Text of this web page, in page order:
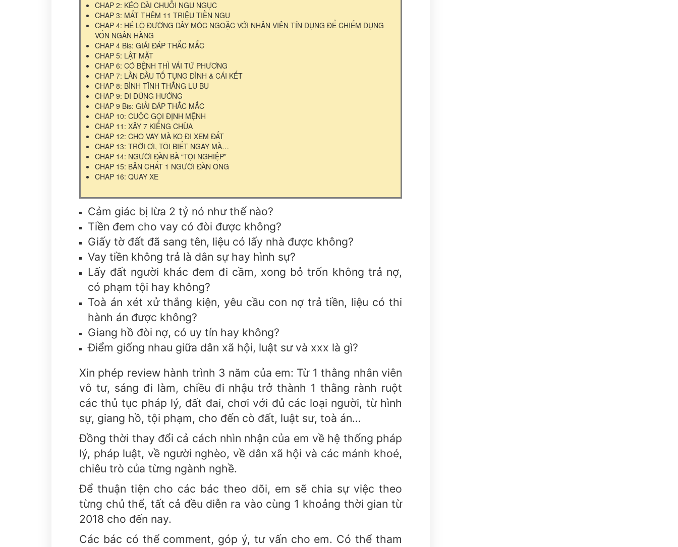
CHAP 2: KÉO DÀI CHUỖI NGU NGỤC
CHAP 3: MẤT THÊM 11 TRIỆU TIỀN NGU
CHAP 4: HÉ LỘ ĐƯỜNG DÂY MÓC NGOẶC VỚI NHÂN VIÊN TÍN DỤNG ĐỂ CHIẾM DỤNG
VỐN NGÂN HÀNG
CHAP 4 Bis: GIẢI ĐÁP THẮC MẮC
CHAP 5: LẬT MẶT
CHAP 6: CÓ BỆNH THÌ VÁI TỨ PHƯƠNG
CHAP 7: LẦN ĐẦU TỐ TỤNG ĐÌNH & CÁI KẾT
CHAP 8: BÌNH TĨNH THẮNG LU BU
CHAP 9: ĐI ĐÚNG HƯỚNG
CHAP 9 Bis: GIẢI ĐÁP THẮC MẮC
CHAP 10: CUỘC GỌI ĐỊNH MỆNH
CHAP 11: XÂY 7 KIỂNG CHÙA
CHAP 12: CHO VAY MÀ KO ĐI XEM ĐẤT
CHAP 13: TRỜI ƠI, TÔI BIẾT NGAY MÀ…
CHAP 14: NGƯỜI ĐÀN BÀ “TỘI NGHIỆP”
CHAP 15: BẢN CHẤT 1 NGƯỜI ĐÀN ÔNG
CHAP 16: QUAY XE
Cảm giác bị lừa 2 tỷ nó như thế nào?
Tiền đem cho vay có đòi được không?
Giấy tờ đất đã sang tên, liệu có lấy nhà được không?
Vay tiền không trả là dân sự hay hình sự?
Lấy đất người khác đem đi cầm, xong bỏ trốn không trả nợ,
có phạm tội hay không?
Toà án xét xử thắng kiện, yêu cầu con nợ trả tiền, liệu có thi
hành án được không?
Giang hồ đòi nợ, có uy tín hay không?
Điểm giống nhau giữa dân xã hội, luật sư và xxx là gì?
Xin phép review hành trình 3 năm của em: Từ 1 thằng nhân viên
vô tư, sáng đi làm, chiều đi nhậu trở thành 1 thằng rành ruột
các thủ tục pháp lý, đất đai, chơi với đủ các loại người, từ hình
sự, giang hồ, tội phạm, cho đến cò đất, luật sư, toà án…
Đồng thời thay đổi cả cách nhìn nhận của em về hệ thống pháp
lý, pháp luật, về người nghèo, về dân xã hội và các mánh khoé,
chiêu trò của từng ngành nghề.
Để thuận tiện cho các bác theo dõi, em sẽ chia sự việc theo
từng chủ thể, tất cả đều diễn ra vào cùng 1 khoảng thời gian từ
2018 cho đến nay.
Các bác có thể comment, góp ý, tư vấn cho em. Có thể tham